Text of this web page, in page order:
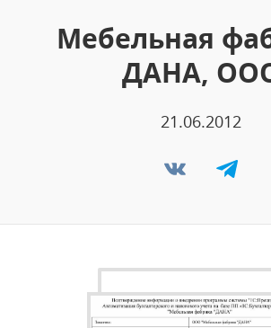
Мебельная
ДАНА,
21.06.2012